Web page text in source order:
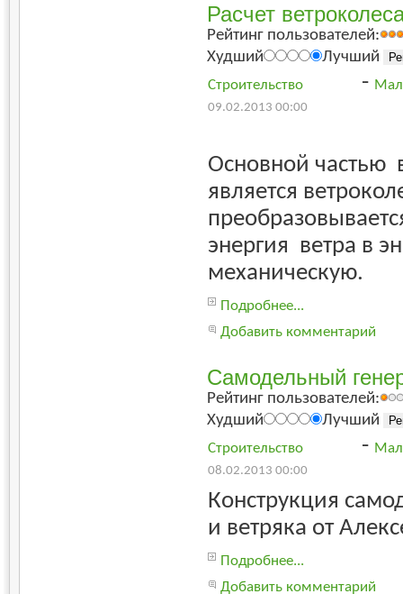
Расчет
Рейтинг пользователей:
Худший
Лучший
Строительство -
09.02.2013 00:00
Основной частью
является
энергия ветра в
механическую.
Подробнее...
Добавить комментарий
Самодельный
Рейтинг пользователей:
Худший
Лучший
Строительство -
08.02.2013 00:00
Конструкция
и ветряка от
Подробнее...
Добавить комментарий